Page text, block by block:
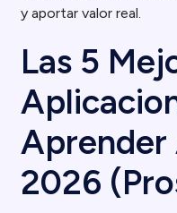
y aportar valor real.
Las 5
Aprender
2026